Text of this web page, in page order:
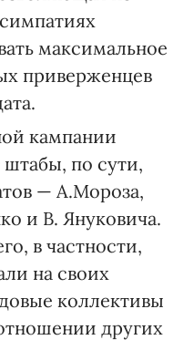
максимальное
приверженцев
кампании
штабы, по сути,
— А.Мороза,
и В. Януковича.
в частности,
на своих
коллективы
других